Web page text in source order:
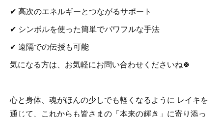
✔ 高次のエネルギーとつながるサポート
✔ シンボルを使った簡単でパワフルな手法
✔ 遠隔での伝授も可能
気になる方は、お気軽にお問い合わせくださいね🍀
心と身体、魂がほんの少しでも軽くなるように レイキを
通じて、これからも皆さまの「本来の輝き」に寄り添っ